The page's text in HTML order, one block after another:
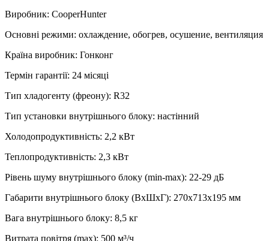
Виробник: CooperHunter
Основні режими: охлаждение, обогрев, осушение, вентиляция
Країна виробник: Гонконг
Термін гарантії: 24 місяці
Тип хладогенту (фреону): R32
Тип установки внутрішнього блоку: настінний
Холодопродуктивність: 2,2 кВт
Теплопродуктивність: 2,3 кВт
Рівень шуму внутрішнього блоку (min-max): 22-29 дБ
Габарити внутрішнього блоку (ВхШхГ): 270х713х195 мм
Вага внутрішнього блоку: 8,5 кг
Витрата повітря (max): 500 м³/ч